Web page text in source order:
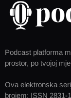
Podcast platforma
prostor, po tvojoj
Ova elektronska
brojem: ISSN 2831-